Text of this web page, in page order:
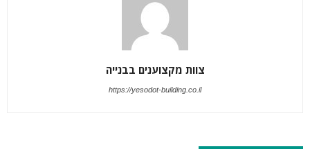
צוות מקצוענים בבנייה
https://yesodot-building.co.il